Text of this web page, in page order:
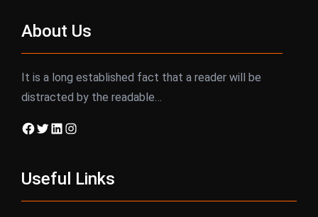
About Us
It is a long established fact that a reader will be
distracted by the readable…
Facebook Twitter LinkedIn Instagram
Useful Links